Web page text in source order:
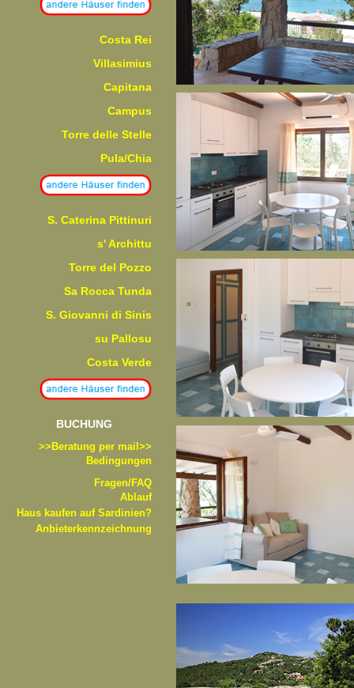
Costa Rei
Villasimius
Capitana
Campus
Torre delle Stelle
Pula/Chia
S. Caterina Pittinuri
s' Archittu
Torre del Pozzo
Sa Rocca Tunda
S. Giovanni di Sinis
su Pallosu
Costa Verde
BUCHUNG
>>Beratung per mail>>
Bedingungen
Fragen/FAQ
Ablauf
Haus kaufen auf Sardinien?
Anbieterkennzeichnung